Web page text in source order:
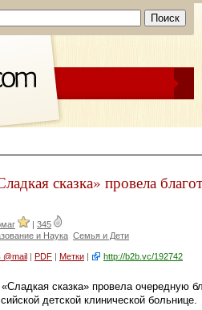
сказка» провела
| 345
и Наука Семья и Дети
PDF Метки http://b2b.vc/192742
сказка» провела очередную
детской клинической больнице.